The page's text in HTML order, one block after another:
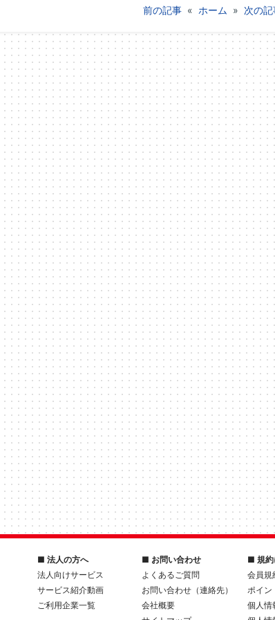
前の記事 « ホーム » 次の
■ 法人の方へ
法人向けサービス
サービス紹介動画
ご利用企業一覧
■ お問い合わせ
よくあるご質問
お問い合わせ（連絡先）
会社概要
■ 規約
会員規
ポイン
個人情